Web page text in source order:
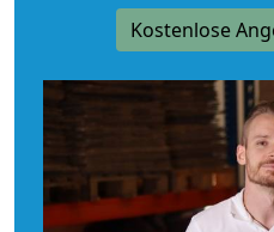
Kostenlose